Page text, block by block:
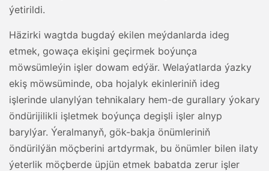
ýetirildi.
Häzirki wagtda bugdaý ekilen meýdanlarda ideg
etmek, gowaça ekişini geçirmek boýunça
möwsümleýin işler dowam edýär. Welaýatlarda ýazky
ekiş möwsüminde, oba hojalyk ekinleriniň ideg
işlerinde ulanylýan tehnikalary hem-de gurallary ýokary
öndürijilikli işletmek boýunça degişli işler alnyp
barylýar. Ýeralmanyň, gök-bakja önümleriniň
öndürilýän möçberini artdyrmak, bu önümler bilen ilaty
ýeterlik möçberde üpjün etmek babatda zerur işler